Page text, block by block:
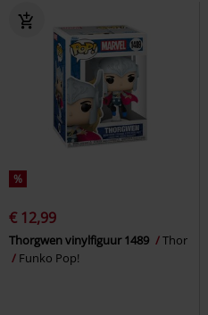
%
€ 12,99
Thorgwen vinylfiguur 1489
Thor
Funko Pop!